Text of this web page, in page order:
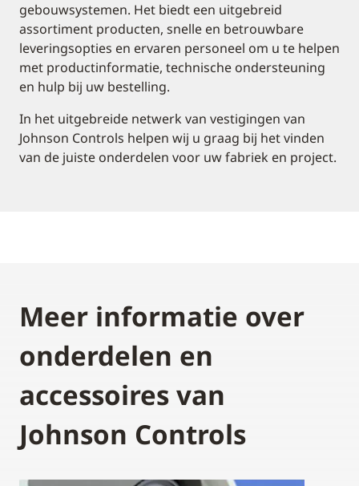
gebouwsystemen. Het biedt een uitgebreid
assortiment producten, snelle en betrouwbare
leveringsopties en ervaren personeel om u te helpen
met productinformatie, technische ondersteuning
en hulp bij uw bestelling.
In het uitgebreide netwerk van vestigingen van
Johnson Controls helpen wij u graag bij het vinden
van de juiste onderdelen voor uw fabriek en project.
Meer informatie over
onderdelen en
accessoires van
Johnson Controls